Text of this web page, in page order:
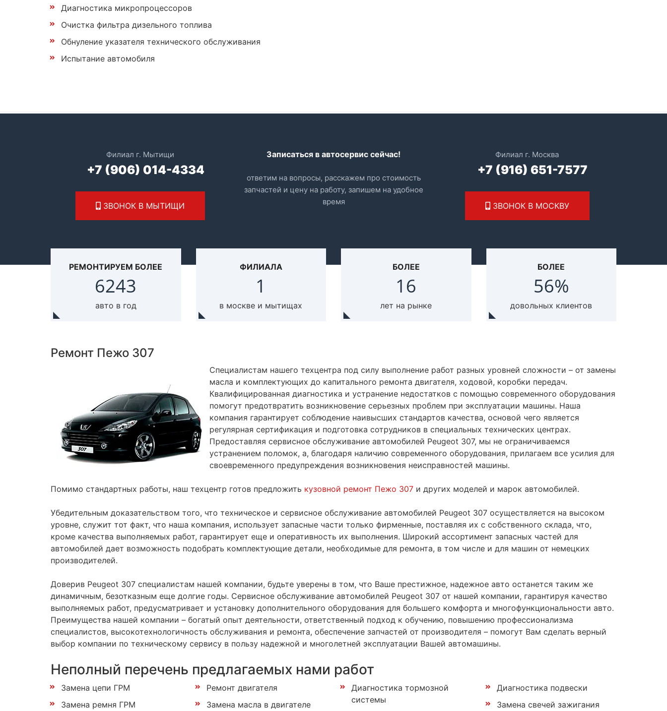
Диагностика микропроцессоров
Очистка фильтра дизельного топлива
Обнуление указателя технического обслуживания
Испытание автомобиля
ЗВОНОК В МЫТИЩИ
Записаться в автосервис сейчас!
ответим на вопросы, расскажем про стоимость
запчастей и цену на работу, запишем на удобное
время
ЗВОНОК В МОСКВУ
РЕМОНТИРУЕМ БОЛЕЕ
8736
авто в год
ФИЛИАЛА
2
в москве и мытищах
БОЛЕЕ
23
лет на рынке
БОЛЕЕ
79%
довольных клиентов
Ремонт Пежо 307
Специалистам нашего техцентра под силу выполнение работ разных уровней сложности – от замены
масла и комплектующих до капитального ремонта двигателя, ходовой, коробки передач.
Квалифицированная диагностика и устранение недостатков с помощью современного оборудования
помогут предотвратить возникновение серьезных проблем при эксплуатации машины. Наша
компания гарантирует соблюдение наивысших стандартов качества, основой чего является
регулярная сертификация и подготовка сотрудников в специальных технических центрах.
Предоставляя сервисное обслуживание автомобилей Peugeot 307, мы не ограничиваемся
устранением поломок, а, благодаря наличию современного оборудования, прилагаем все усилия для
своевременного предупреждения возникновения неисправностей машины.
Помимо стандартных работы, наш техцентр готов предложить кузовной ремонт Пежо 307 и других моделей и марок автомобилей.
Убедительным доказательством того, что техническое и сервисное обслуживание автомобилей Peugeot 307 осуществляется на высоком
уровне, служит тот факт, что наша компания, использует запасные части только фирменные, поставляя их с собственного склада, что,
кроме качества выполняемых работ, гарантирует еще и оперативность их выполнения. Широкий ассортимент запасных частей для
автомобилей дает возможность подобрать комплектующие детали, необходимые для ремонта, в том числе и для машин от немецких
производителей.
Доверив Peugeot 307 специалистам нашей компании, будьте уверены в том, что Ваше престижное, надежное авто останется таким же
динамичным, безотказным еще долгие годы. Сервисное обслуживание автомобилей Peugeot 307 от нашей компании, гарантируя качество
выполняемых работ, предусматривает и установку дополнительного оборудования для большего комфорта и многофункциональности авто.
Преимущества нашей компании – богатый опыт деятельности, ответственный подход к обучению, повышению профессионализма
специалистов, высокотехнологичность обслуживания и ремонта, обеспечение запчастей от производителя – помогут Вам сделать верный
выбор компании по техническому сервису в пользу надежной и многолетней эксплуатации Вашей автомашины.
Неполный перечень предлагаемых нами работ
Замена цепи ГРМ
Замена ремня ГРМ
Ремонт двигателя
Замена масла в двигателе
Диагностика тормозной
системы
Диагностика подвески
Замена свечей зажигания